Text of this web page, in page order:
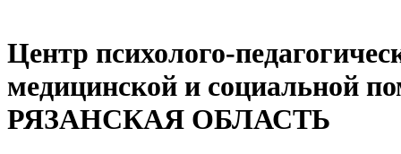
Центр психолого-
медицинской и социальной
РЯЗАНСКАЯ ОБЛАСТЬ